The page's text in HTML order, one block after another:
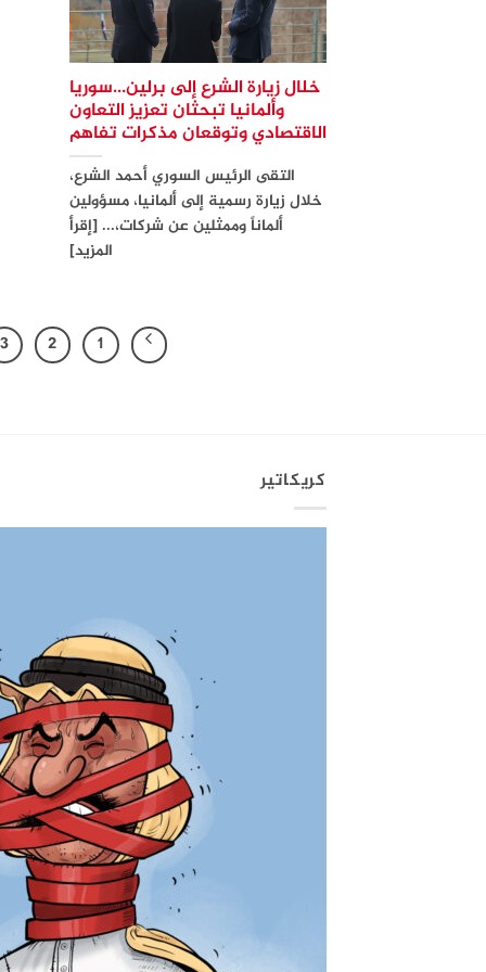
خلال زيارة الشرع إلى برلين…سوريا
وألمانيا تبحثان تعزيز التعاون
الاقتصادي وتوقعان مذكرات تفاهم
التقى الرئيس السوري أحمد الشرع،
خلال زيارة رسمية إلى ألمانيا، مسؤولين
ألماناً وممثلين عن شركات،... [إقرأ
المزيد]
1
2
3
كريكاتير